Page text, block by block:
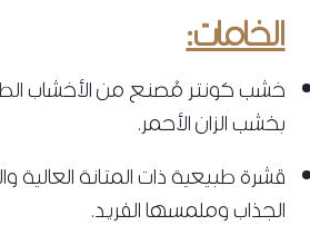
الخامات:
خشب كونتر مُصنع من الأخشاب
بخشب الزان الأحمر.
قشرة طبيعية ذات المتانة العالية
الجذاب وملمسها الفريد.